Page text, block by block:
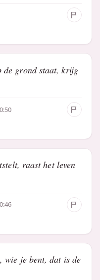
de grond staat, krijg
raast het leven
wie je bent, dat is de